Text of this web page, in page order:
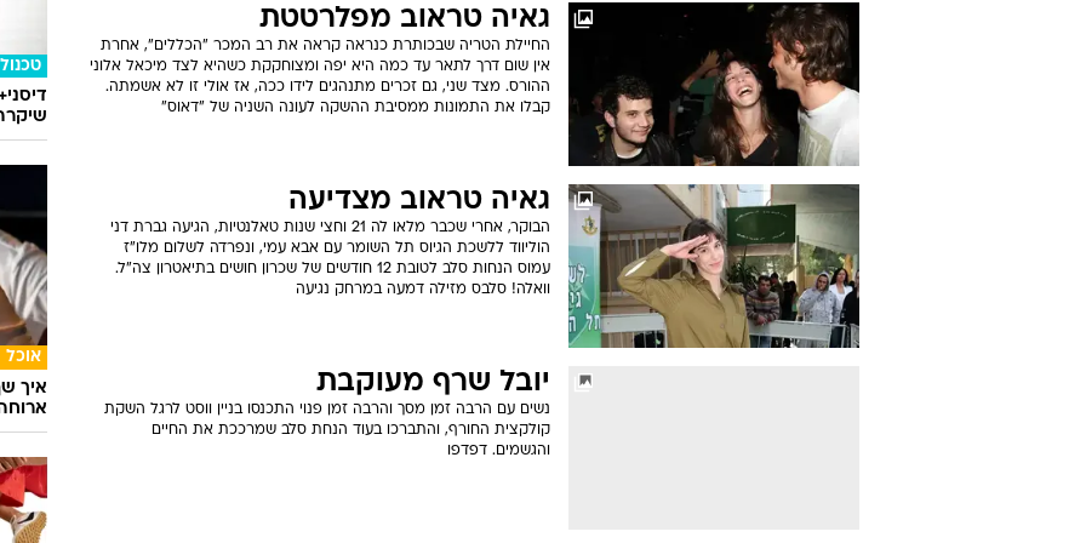
גאיה טראוב מפלרטטת
החיילת הטריה שבכותרת כנראה קראה את רב המכר "הכללים", אחרת
אין שום דרך לתאר עד כמה היא יפה ומצוחקקת כשהיא לצד מיכאל אלוני
ההורס. מצד שני, גם זכרים מתנהגים לידו ככה, אז אולי זו לא אשמתה.
קבלו את התמונות ממסיבת ההשקה לעונה השניה של "דאוס"
גאיה טראוב מצדיעה
הבוקר, אחרי שכבר מלאו לה 21 וחצי שנות טאלנטיות, הגיעה גברת דני
הוליווד ללשכת הגיוס תל השומר עם אבא עמי, ונפרדה לשלום מלו"ז
עמוס הנחות סלב לטובת 12 חודשים של שכרון חושים בתיאטרון צה"ל.
וואלה! סלבס מזילה דמעה במרחק נגיעה
יובל שרף מעוקבת
נשים עם הרבה זמן מסך והרבה זמן פנוי התכנסו בניין ווסט לרגל השקת
קולקצית החורף, והתברכו בעוד הנחת סלב שמרככת את החיים
והגשמים. דפדפו
אוכל
איך